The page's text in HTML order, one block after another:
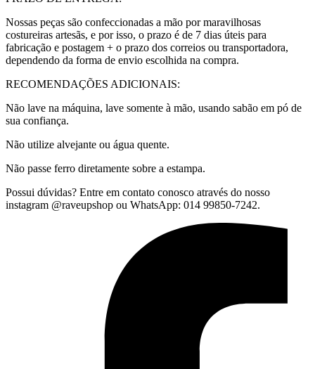
Nossas peças são confeccionadas a mão por maravilhosas
costureiras artesãs, e por isso, o prazo é de 7 dias úteis para
fabricação e postagem + o prazo dos correios ou transportadora,
dependendo da forma de envio escolhida na compra.
RECOMENDAÇÕES ADICIONAIS:
Não lave na máquina, lave somente à mão, usando sabão em pó de
sua confiança.
Não utilize alvejante ou água quente.
Não passe ferro diretamente sobre a estampa.
Possui dúvidas? Entre em contato conosco através do nosso
instagram @raveupshop ou WhatsApp: 014 99850-7242.